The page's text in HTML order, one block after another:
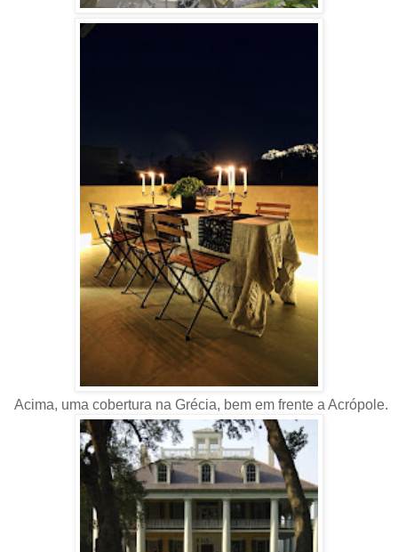
Acima, uma cobertura na Grécia, bem em frente a Acrópole.